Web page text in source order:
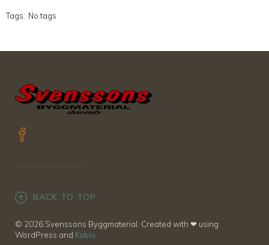
Tags: No tags
BACK TO TOP
© 2026 Svenssons Byggmaterial. Created with ❤ using
WordPress and Kubio